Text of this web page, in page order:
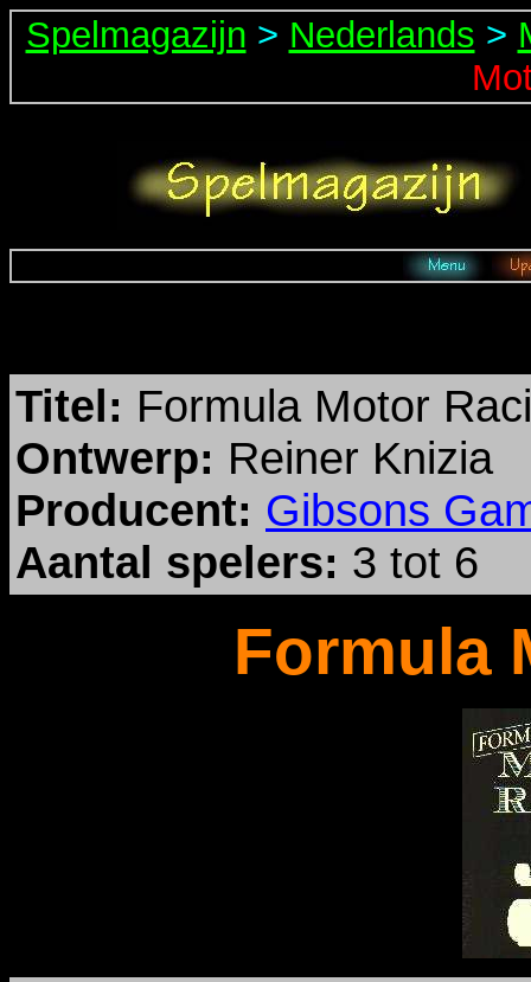
Spelmagazijn > Nederlands >
Titel: Formula Motor
Ontwerp: Reiner Knizia
Producent: Gibsons
Aantal spelers: 3 tot 6
Formula